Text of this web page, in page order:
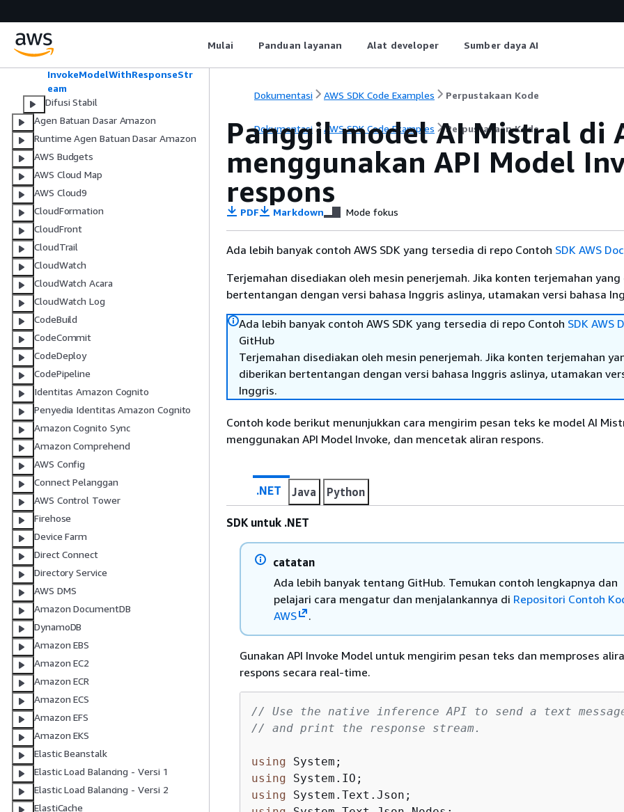
Mulai Panduan layanan Alat developer Sumber daya AI
ConverseStream
Pemahaman dokumen
InvokeModelWithResponseStr
eam
Difusi Stabil
Agen Batuan Dasar Amazon
Runtime Agen Batuan Dasar Amazon
AWS Budgets
AWS Cloud Map
AWS Cloud9
CloudFormation
CloudFront
CloudTrail
CloudWatch
CloudWatch Acara
CloudWatch Log
CodeBuild
CodeCommit
CodeDeploy
CodePipeline
Identitas Amazon Cognito
Penyedia Identitas Amazon Cognito
Amazon Cognito Sync
Amazon Comprehend
AWS Config
Connect Pelanggan
AWS Control Tower
Firehose
Device Farm
Direct Connect
Directory Service
AWS DMS
Amazon DocumentDB
DynamoDB
Amazon EBS
Amazon EC2
Amazon ECR
Amazon ECS
Amazon EFS
Amazon EKS
Elastic Beanstalk
Elastic Load Balancing - Versi 1
Elastic Load Balancing - Versi 2
ElastiCache
Dokumentasi AWS SDK Code Examples Perpustakaan Kode
Dokumentasi AWS SDK Code Examples Perpustakaan Kode
Panggil model AI Mistral di
menggunakan API Model
respons
PDF Markdown Mode fokus
Ada lebih banyak contoh AWS SDK yang tersedia di repo Contoh SDK AWS Doc
Terjemahan disediakan oleh mesin penerjemah. Jika konten terjemahan yang
bertentangan dengan versi bahasa Inggris aslinya, utamakan versi bahasa
Ada lebih banyak contoh AWS SDK yang tersedia di repo Contoh SDK AWS
GitHub
Terjemahan disediakan oleh mesin penerjemah. Jika konten terjemahan
diberikan bertentangan dengan versi bahasa Inggris aslinya, utamakan
Inggris.
Contoh kode berikut menunjukkan cara mengirim pesan teks ke model AI
menggunakan API Model Invoke, dan mencetak aliran respons.
.NET Java Python
SDK untuk .NET
catatan
Ada lebih banyak tentang GitHub. Temukan contoh lengkapnya dan
pelajari cara mengatur dan menjalankannya di Repositori Contoh
AWS
.
Gunakan API Invoke Model untuk mengirim pesan teks dan memproses
respons secara real-time.
// Use the native inference API to send a text
// and print the response stream.
using
using
using